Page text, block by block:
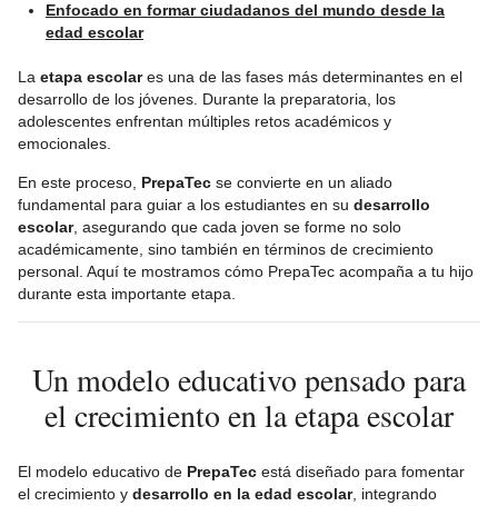
Enfocado en formar ciudadanos del mundo desde la
edad escolar
La etapa escolares una de las fases más determinantes en el
desarrollo de los jóvenes. Durante la preparatoria, los
adolescentes enfrentan múltiples retos académicos y
emocionales.
En este proceso, PrepaTec se convierte en un aliado
fundamental para guiar a los estudiantes en su desarrollo
escolar, asegurando que cada joven se forme no solo
académicamente, sino también en términos de crecimiento
personal. Aquí te mostramos cómo PrepaTec acompaña a tu hijo
durante esta importante etapa.
Un modelo educativo pensado para
el crecimiento en la etapa escolar
El modelo educativo de PrepaTec está diseñado para fomentar
el crecimiento y desarrollo en la edad escolar, integrando